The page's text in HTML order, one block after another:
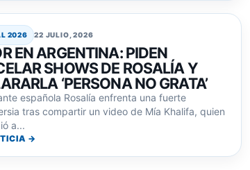
2026 22 JULIO, 2026
EN ARGENTINA: PIDEN
SHOWS DE ROSALÍA Y
‘PERSONA NO GRATA’
española Rosalía enfrenta una fuerte
tras compartir un video de Mía Khalifa, quien
a...
→